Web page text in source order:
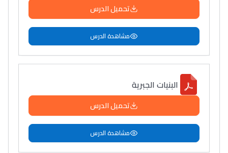
تحميل الدرس
مشاهدة الدرس
البنيات الجبرية
تحميل الدرس
مشاهدة الدرس